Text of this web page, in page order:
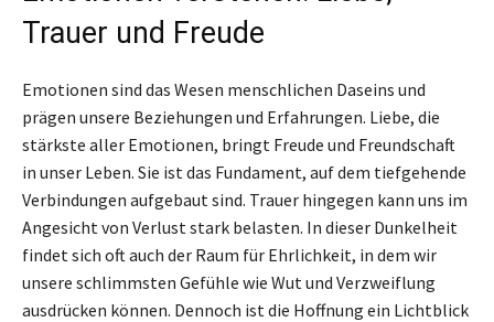
Trauer und Freude
Emotionen sind das Wesen menschlichen Daseins und
prägen unsere Beziehungen und Erfahrungen. Liebe, die
stärkste aller Emotionen, bringt Freude und Freundschaft
in unser Leben. Sie ist das Fundament, auf dem tiefgehende
Verbindungen aufgebaut sind. Trauer hingegen kann uns im
Angesicht von Verlust stark belasten. In dieser Dunkelheit
findet sich oft auch der Raum für Ehrlichkeit, in dem wir
unsere schlimmsten Gefühle wie Wut und Verzweiflung
ausdrücken können. Dennoch ist die Hoffnung ein Lichtblick